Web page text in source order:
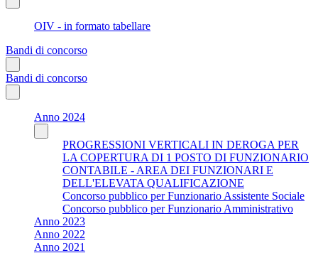
OIV - in formato tabellare
Bandi di concorso
Bandi di concorso
Anno 2024
PROGRESSIONI VERTICALI IN DEROGA PER
LA COPERTURA DI 1 POSTO DI FUNZIONARIO
CONTABILE - AREA DEI FUNZIONARI E
DELL'ELEVATA QUALIFICAZIONE
Concorso pubblico per Funzionario Assistente Sociale
Concorso pubblico per Funzionario Amministrativo
Anno 2023
Anno 2022
Anno 2021